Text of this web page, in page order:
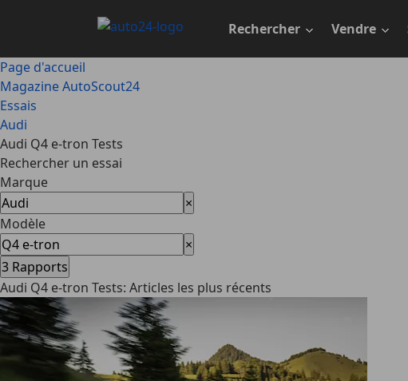
principal
Rechercher Vendre
Page d'accueil
Magazine AutoScout24
Essais
Audi
Audi Q4 e-tron Tests
Rechercher un essai
Marque
×
Modèle
×
3 Rapports
Audi Q4 e-tron Tests: Articles les plus récents